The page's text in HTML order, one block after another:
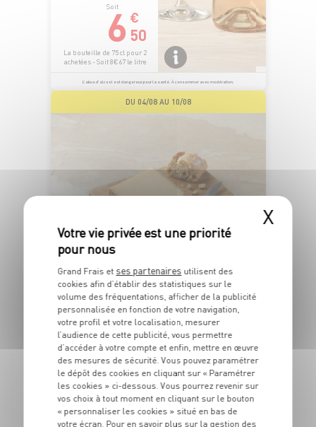
Soit
6 €
50
La bouteille de 75 cl pour 2
achetées - Soit 8€67 le litre
L’abus d’alcool est dangereux pour la santé. À consommer avec modération.
DU 04/08 AU 10/08
SAVOIE OU HTE-SAVOIE
MEULE DE SAVOIE
35% MG sur produit fini - Pâte pressée cuite au
lait cru de vache - Affinage de 10 mois minimum
1€
49
Les 100g - Soit 14€90 le kg
X
Grand Frais et ses partenaires utilisent des
cookies afin d’établir des statistiques sur le
volume des fréquentations, afficher de la publicité
personnalisée en fonction de votre navigation,
votre profil et votre localisation, mesurer
l’audience de cette publicité, vous permettre
d’accéder à votre compte et enfin, mettre en œuvre
des mesures de sécurité. Vous pouvez paramétrer
le dépôt des cookies en cliquant sur « Paramétrer
les cookies » ci-dessous. Vous pourrez revenir sur
vos choix à tout moment en cliquant sur le bouton
« personnaliser les cookies » situé en bas de
votre écran. Pour en savoir plus sur la gestion des